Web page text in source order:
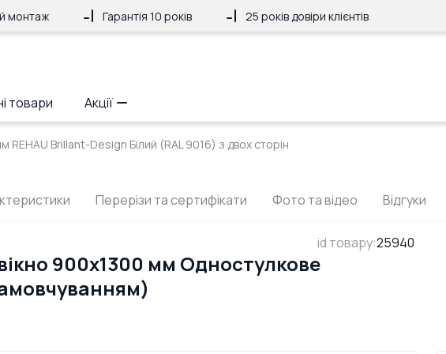
монтаж Гарантія 10 років 25 років довіри клієнтів
товари Акції
REHAU Brillant-Design Білий (RAL 9016) з двох сторін
Перерізи та сертифікати Фото та відео Відгуки
id товару:25940
900x1300 мм Одностулкове